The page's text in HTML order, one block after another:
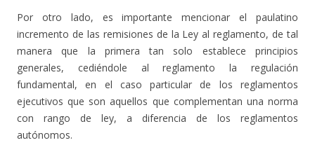
Por otro lado, es importante mencionar el paulatino
incremento de las remisiones de la Ley al reglamento, de tal
manera que la primera tan solo establece principios
generales, cediéndole al reglamento la regulación
fundamental, en el caso particular de los reglamentos
ejecutivos que son aquellos que complementan una norma
con rango de ley, a diferencia de los reglamentos
autónomos.